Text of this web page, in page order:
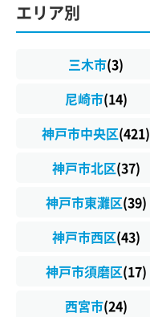
エリア別
三木市(3)
尼崎市(14)
神戸市中央区(421)
神戸市北区(37)
神戸市東灘区(39)
神戸市西区(43)
神戸市須磨区(17)
西宮市(24)